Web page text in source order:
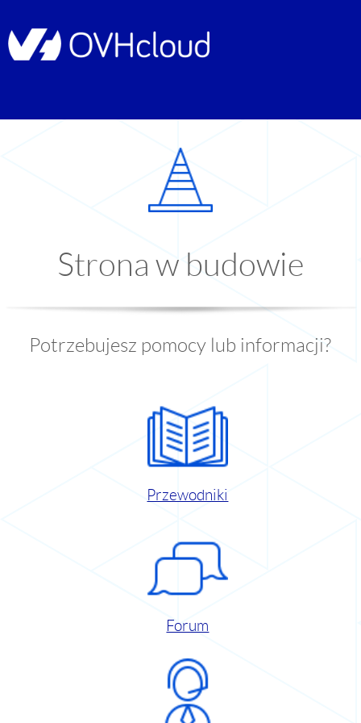
Strona w budowie
Potrzebujesz pomocy lub informacji?
Przewodniki
Forum